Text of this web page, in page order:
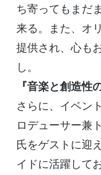
ち寄ってもまだ
来る。また、オ
提供され、心も
し。
『音楽と創造性
さらに、イベン
ロデューサー兼
氏をゲストに迎
イドに活躍して